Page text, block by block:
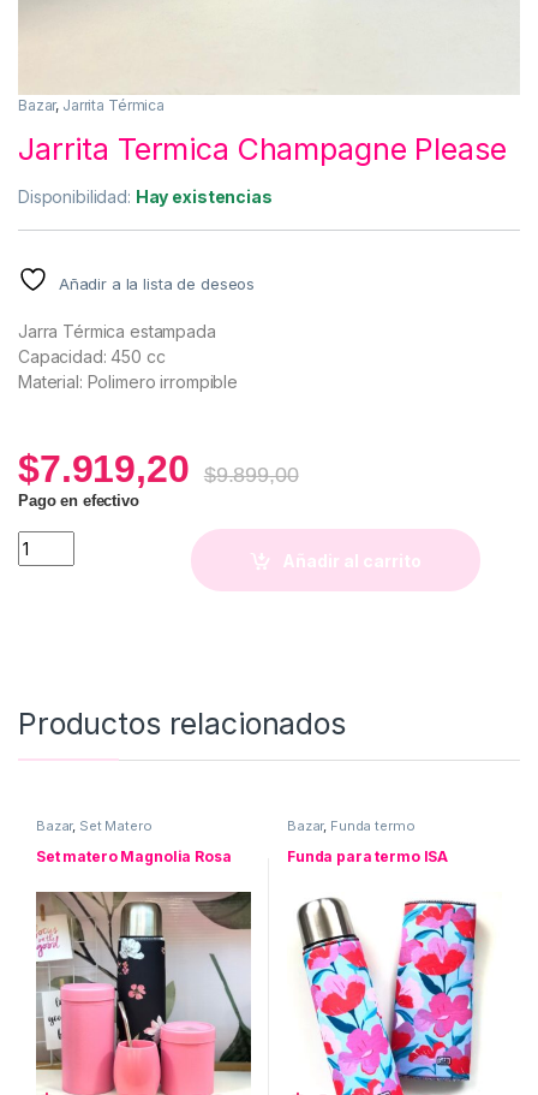
Bazar, Jarrita Térmica
Jarrita Termica Champagne Please
Disponibilidad: Hay existencias
Añadir a la lista de deseos
Jarra Térmica estampada
Capacidad: 450 cc
Material: Polimero irrompible
$7.919,20 $9.899,00
Pago en efectivo
Jarrita Termica Champagne Please quantity
Añadir al carrito
Productos relacionados
Bazar, Set Matero
Set matero Magnolia Rosa
Bazar, Funda termo
Funda para termo ISA